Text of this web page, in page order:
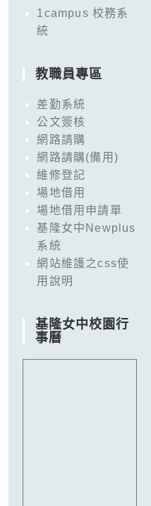
1campus 校務系
統
教職員專區
差勤系統
公文簽核
網路請購
網路請購(備用)
維修登記
場地借用
場地借用申請單
基隆女中Newplus
系統
網站維護之css使
用說明
基隆女中校園行
事曆